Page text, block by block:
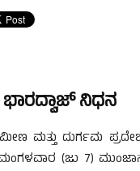
ಭಾರದ್ವಾಜ್ ನಿಧನ
ಮತ್ತು ದುರ್ಗಮ
(ಜು 7)